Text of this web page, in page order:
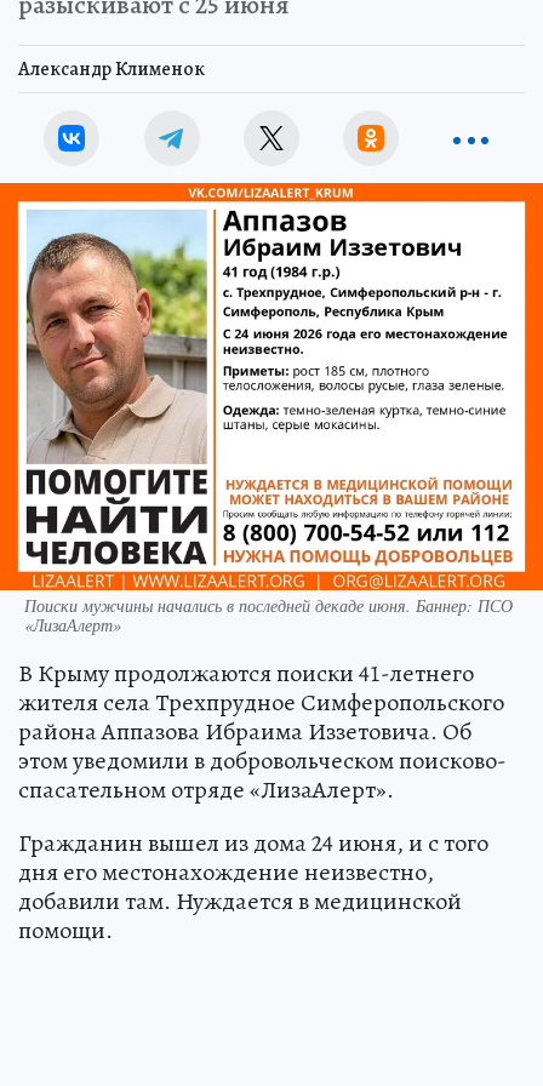
Александр Клименок
Поиски мужчины начались в последней декаде июня. Баннер: ПСО
«ЛизаАлерт»
В Крыму продолжаются поиски 41-летнего
жителя села Трехпрудное Симферопольского
района Аппазова Ибраима Иззетовича. Об
этом уведомили в добровольческом поисково-
спасательном отряде «ЛизаАлерт».
Гражданин вышел из дома 24 июня, и с того
дня его местонахождение неизвестно,
добавили там. Нуждается в медицинской
помощи.